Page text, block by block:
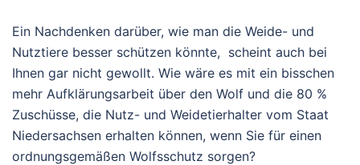
Ein Nachdenken darüber, wie man die Weide- und
Nutztiere besser schützen könnte, scheint auch bei
Ihnen gar nicht gewollt. Wie wäre es mit ein bisschen
mehr Aufklärungsarbeit über den Wolf und die 80 %
Zuschüsse, die Nutz- und Weidetierhalter vom Staat
Niedersachsen erhalten können, wenn Sie für einen
ordnungsgemäßen Wolfsschutz sorgen?